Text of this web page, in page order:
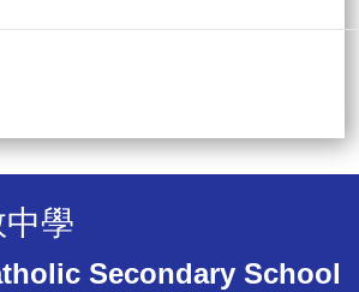
學
Secondary School